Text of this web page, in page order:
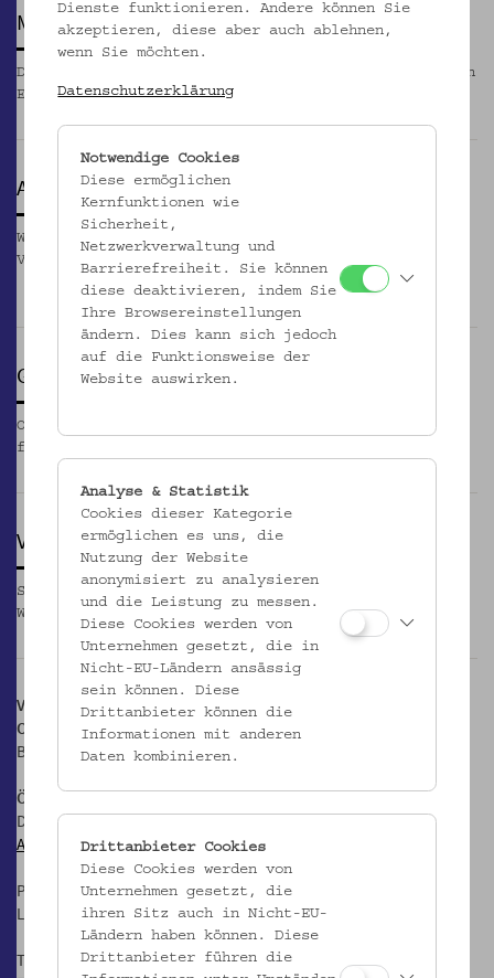
MITGLIED WERDEN
Der Verein für Volkskunde steht allen interessierten
Einzelpersonen und Institutionen offen.
AKTIVITÄTEN
Was ist los im Verein? Aktivitäten und
Veranstaltungsformate des Vereins für Volkskunde
GREMIEN UND STATUTEN
Organisation, Personalia und Statuten des Vereins
für Volkskunde
VEREINSGESCHICHTE
Seit seiner Gründung 1895 wird das Volkskundemuseum
Wien vom Verein für Volkskunde getragen.
Volkskundemuseum Wien
Otto Wagner Areal, Pavillon 1
Baumgartner Höhe 1, 1140 Wien
Öffnungszeiten:
Di-Fr: 10-17 Uhr
Anfahrt
Postanschrift:
Laudongasse 15-19, 1080 Wien
T: +43 1 406 89 05
Dienste funktionieren. Andere können Sie
akzeptieren, diese aber auch ablehnen,
wenn Sie möchten.
Datenschutzerklärung
Notwendige Cookies
Diese ermöglichen
Kernfunktionen wie
Sicherheit,
Netzwerkverwaltung und
Barrierefreiheit. Sie können
diese deaktivieren, indem Sie
Ihre Browsereinstellungen
ändern. Dies kann sich jedoch
auf die Funktionsweise der
Website auswirken.
Analyse & Statistik
Cookies dieser Kategorie
ermöglichen es uns, die
Nutzung der Website
anonymisiert zu analysieren
und die Leistung zu messen.
Diese Cookies werden von
Unternehmen gesetzt, die in
Nicht-EU-Ländern ansässig
sein können. Diese
Drittanbieter können die
Informationen mit anderen
Daten kombinieren.
Drittanbieter Cookies
Diese Cookies werden von
Unternehmen gesetzt, die
ihren Sitz auch in Nicht-EU-
Ländern haben können. Diese
Drittanbieter führen die